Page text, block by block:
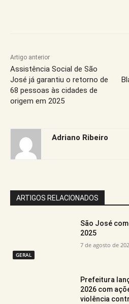
Artigo anterior
Assistência Social de São
José já garantiu o retorno de
68 pessoas às cidades de
origem em 2025
Adriano Ribeiro
ARTIGOS RELACIONADOS
GERAL
São José
2025
7 de agosto de
Prefeitura
2026 com
violência